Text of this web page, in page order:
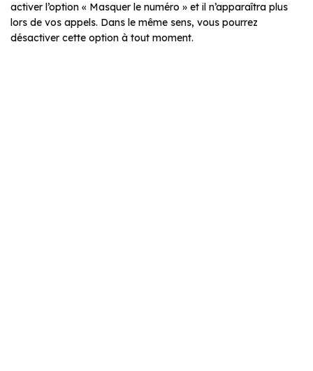
activer l’option « Masquer le numéro » et il n’apparaîtra plus
lors de vos appels. Dans le même sens, vous pourrez
désactiver cette option à tout moment.